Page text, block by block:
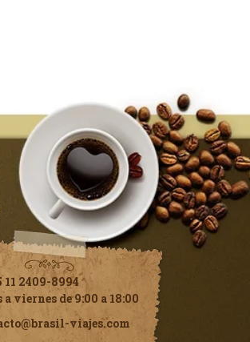
11 2409-8994
a viernes de 9:00 a 18:00
viajes.com